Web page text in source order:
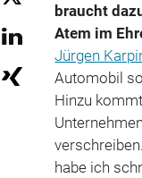
braucht
Atem im
Jürgen
Automobil
Hinzu
habe ich